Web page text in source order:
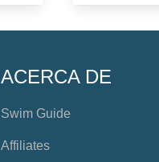
ACERCA DE
Swim Guide
Affiliates